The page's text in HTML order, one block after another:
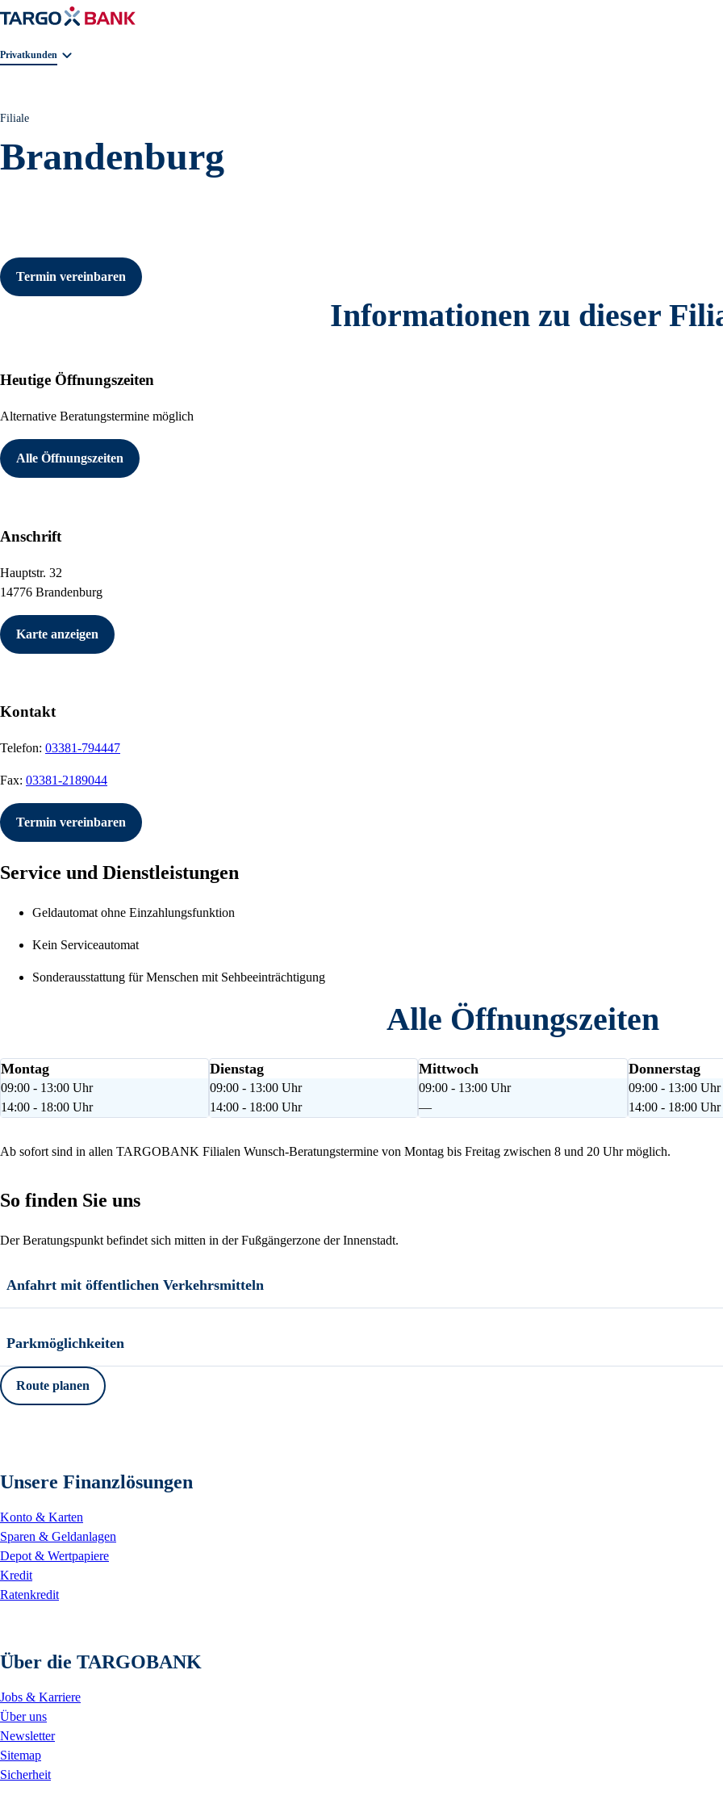
Geschäftsbereichnavigation. Aktuelle Auswahl:
Privatkunden
Filiale
Brandenburg
Termin vereinbaren
Informationen zu dieser
Heutige Öffnungszeiten
Alternative Beratungstermine möglich
Alle Öffnungszeiten
Anschrift
Hauptstr. 32
14776 Brandenburg
Karte anzeigen
Kontakt
Telefon: 03381-794447
Fax: 03381-2189044
Termin vereinbaren
Service und Dienstleistungen
Geldautomat ohne Einzahlungsfunktion
Kein Serviceautomat
Sonderausstattung für Menschen mit Sehbeeinträchtigung
Alle Öffnungszeiten
Montag
09:00 - 13:00 Uhr
14:00 - 18:00 Uhr
Dienstag
09:00 - 13:00 Uhr
14:00 - 18:00 Uhr
Mittwoch
09:00 - 13:00 Uhr
—
Donnerstag
09:00 - 13:00 Uhr
14:00 - 18:00 Uhr
Ab sofort sind in allen TARGOBANK Filialen Wunsch-Beratungstermine von Montag bis Freitag zwischen 8 und 20 Uhr möglich.
So finden Sie uns
Der Beratungspunkt befindet sich mitten in der Fußgängerzone der Innenstadt.
Anfahrt mit öffentlichen Verkehrsmitteln
Parkmöglichkeiten
Route planen
Unsere Finanzlösungen
Konto & Karten
Sparen & Geldanlagen
Depot & Wertpapiere
Kredit
Ratenkredit
Über die TARGOBANK
Jobs & Karriere
Über uns
Newsletter
Sitemap
Sicherheit